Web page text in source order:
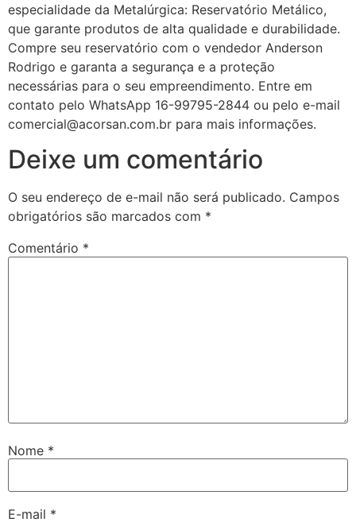
especialidade da Metalúrgica: Reservatório Metálico,
que garante produtos de alta qualidade e durabilidade.
Compre seu reservatório com o vendedor Anderson
Rodrigo e garanta a segurança e a proteção
necessárias para o seu empreendimento. Entre em
contato pelo WhatsApp 16-99795-2844 ou pelo e-mail
comercial@acorsan.com.br para mais informações.
Deixe um comentário
O seu endereço de e-mail não será publicado. Campos
obrigatórios são marcados com *
Comentário *
Nome *
E-mail *